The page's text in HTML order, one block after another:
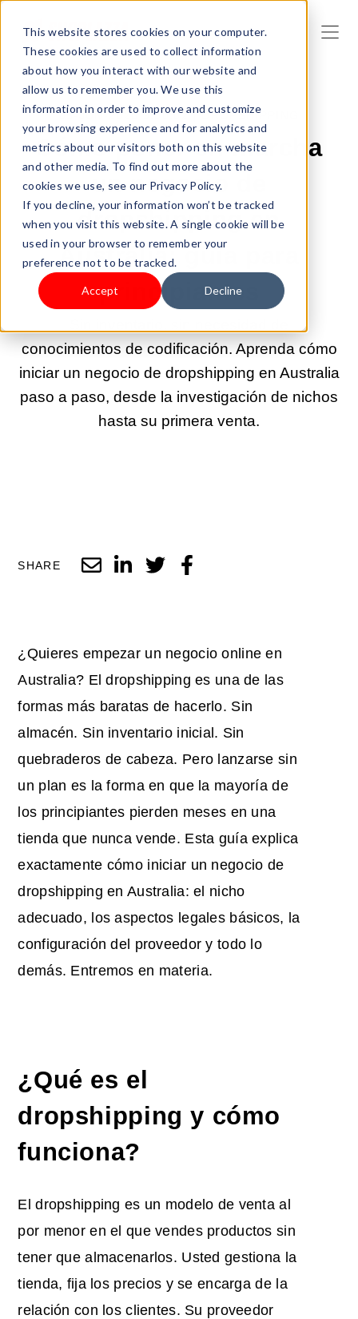
This website stores cookies on your computer.
These cookies are used to collect information
about how you interact with our website and
allow us to remember you. We use this
information in order to improve and customize
your browsing experience and for analytics and
metrics about our visitors both on this website
and other media. To find out more about the
cookies we use, see our Privacy Policy.
If you decline, your information won’t be tracked
when you visit this website. A single cookie will be
used in your browser to remember your
preference not to be tracked.
Accept Decline
05-JUN-2026 9:00:02 |DROPSHIPPING
Cómo poner en marcha
un negocio de
dropshipping en
Australia: guía para
principiantes
conocimientos de codificación. Aprenda cómo
iniciar un negocio de dropshipping en Australia
paso a paso, desde la investigación de nichos
hasta su primera venta.
SHARE
¿Quieres empezar un negocio online en
Australia? El dropshipping es una de las
formas más baratas de hacerlo. Sin
almacén. Sin inventario inicial. Sin
quebraderos de cabeza. Pero lanzarse sin
un plan es la forma en que la mayoría de
los principiantes pierden meses en una
tienda que nunca vende. Esta guía explica
exactamente cómo iniciar un negocio de
dropshipping en Australia: el nicho
adecuado, los aspectos legales básicos, la
configuración del proveedor y todo lo
demás. Entremos en materia.
¿Qué es el
dropshipping y cómo
funciona?
El dropshipping es un modelo de venta al
por menor en el que vendes productos sin
tener que almacenarlos. Usted gestiona la
tienda, fija los precios y se encarga de la
relación con los clientes. Su proveedor